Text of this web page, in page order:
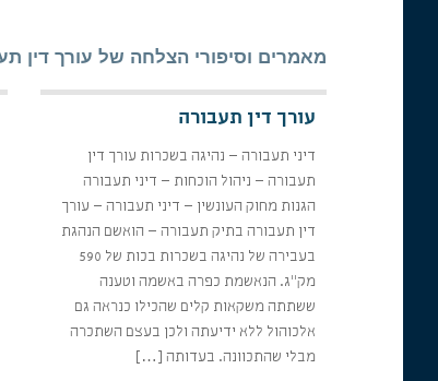
מאמרים וסיפורי הצלחה של עורך דין
עורך דין תעבורה
דיני תעבורה – נהיגה בשכרות עורך דין
תעבורה – ניהול הוכחות – דיני תעבורה
הגנות מחוק העונשין – דיני תעבורה – עורך
דין תעבורה בתיק תעבורה – הואשם הנהגת
בעבירה של נהיגה בשכרות בכות של 590
מק"ג. הנאשמת כפרה באשמה וטענה
ששתתה משקאות קלים שהכילו כנראה גם
אלכוהול ללא ידיעתה ולכן בעצם השתכרה
מבלי שהתכוונה. בעדותה […]